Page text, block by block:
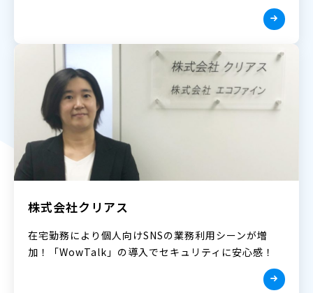
株式会社クリアス
在宅勤務により個人向けSNSの業務利用シーンが増
加！「WowTalk」の導入でセキュリティに安心感！